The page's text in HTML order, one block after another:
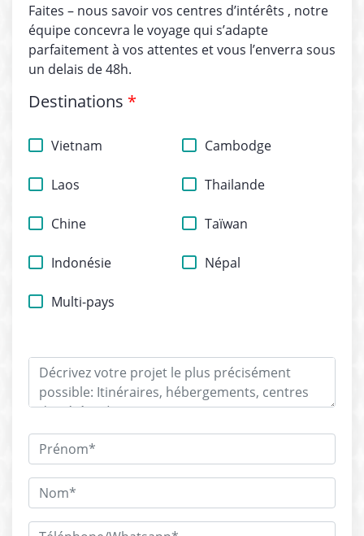
Faites – nous savoir vos centres d’intérêts , notre
équipe concevra le voyage qui s’adapte
parfaitement à vos attentes et vous l’enverra sous
un delais de 48h.
Destinations *
Vietnam Cambodge
Laos Thailande
Chine Taïwan
Indonésie Népal
Multi-pays